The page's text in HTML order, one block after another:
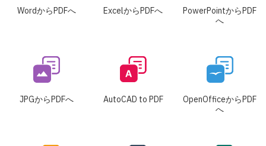
WordからPDFへ ExcelからPDFへ
PowerPointからPDF
へ
JPGからPDFへ AutoCAD to PDF
OpenOfficeからPDF
へ